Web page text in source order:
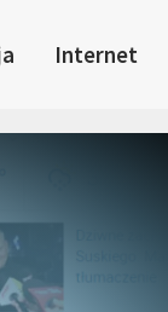
Internet